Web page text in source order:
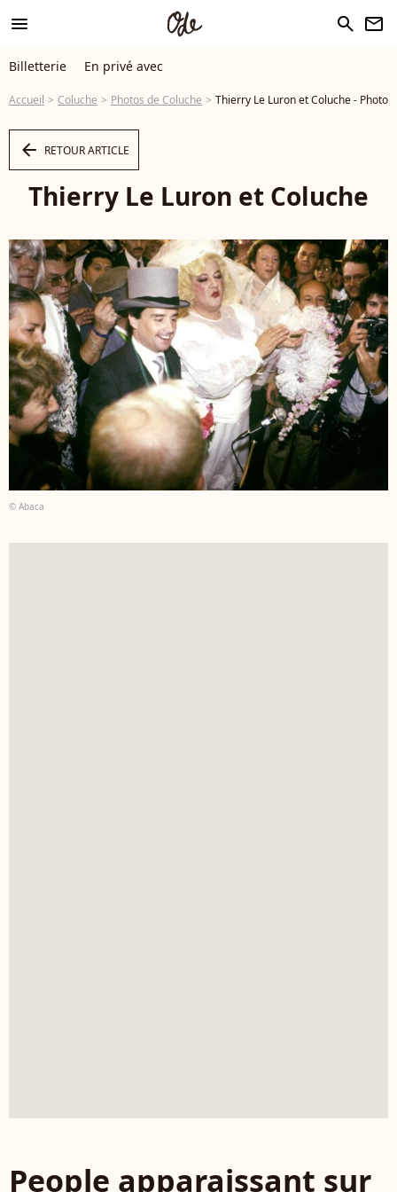
menu search newsletter
Billetterie En privé avec
Accueil Coluche Photos de Coluche Thierry Le Luron et Coluche - Photo
arrow_left RETOUR ARTICLE
Thierry Le Luron et Coluche
© Abaca
People apparaissant sur